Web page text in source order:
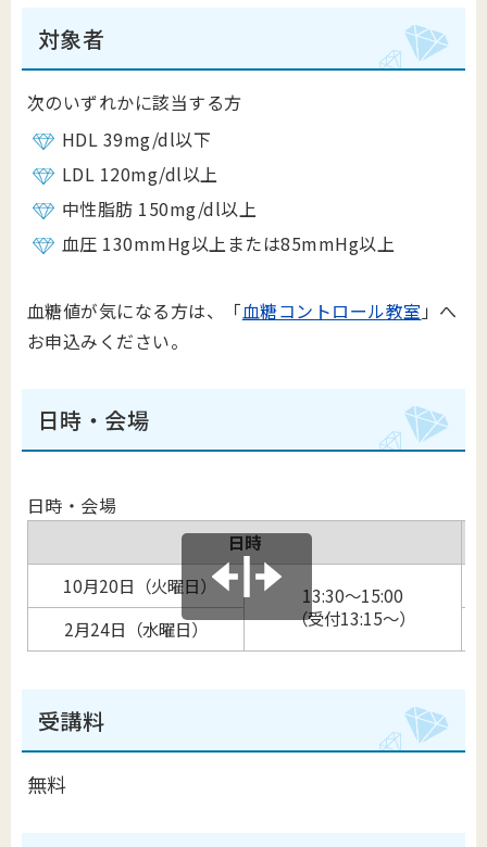
対象者
次のいずれかに該当する方
HDL 39mg/dl以下
LDL 120mg/dl以上
中性脂肪 150mg/dl以上
血圧 130mmHg以上または85mmHg以上
血糖値が気になる方は、「血糖コントロール教室 」へ
お申込みください。
日時・会場
日時・会場
日時
10月20日（火曜日）
13:30～15:00
（受付13:15～）
2月24日（水曜日）
受講料
無料